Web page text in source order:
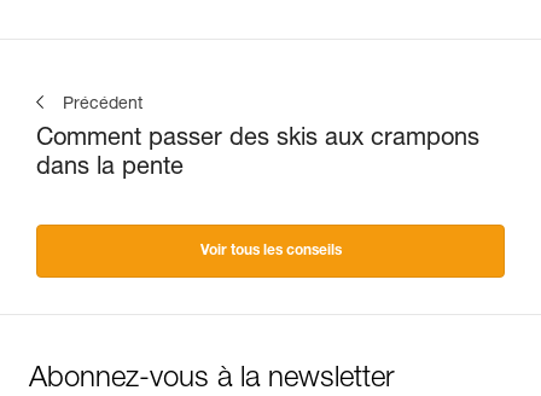
Précédent
Comment passer des skis aux crampons
dans la pente
Voir tous les conseils
Abonnez-vous à la newsletter